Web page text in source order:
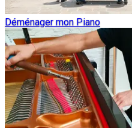
Déménager mon Piano